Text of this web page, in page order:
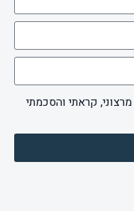
קראתי והסכמתי